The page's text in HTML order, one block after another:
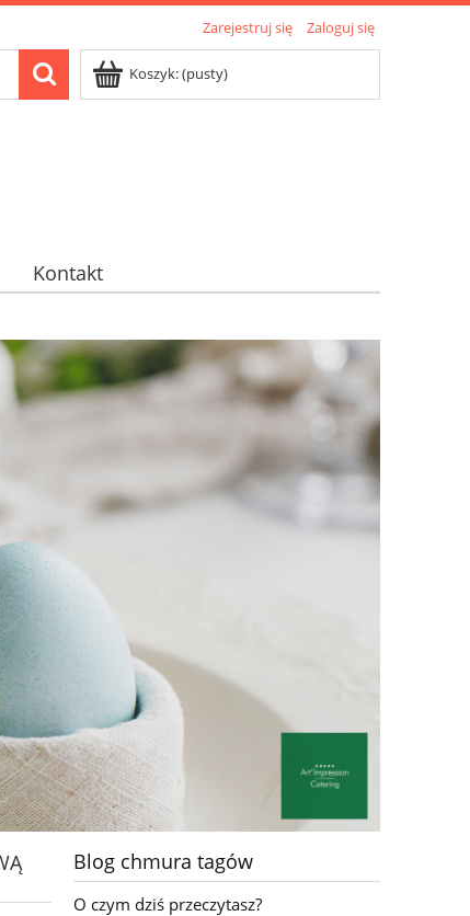
Zarejestruj się Zaloguj się
Koszyk:(pusty)
Kontakt
Blog chmura tagów
O czym dziś przeczytasz?